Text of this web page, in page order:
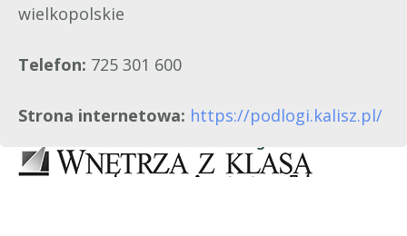
wielkopolskie
Telefon: 725 301 600
Strona internetowa: https://podlogi.kalisz.pl/